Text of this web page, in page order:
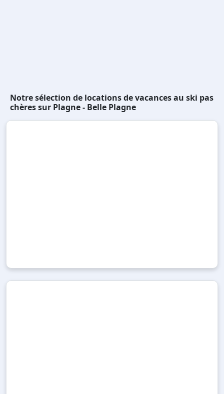
Notre sélection de locations de vacances au ski pas
chères sur Plagne - Belle Plagne